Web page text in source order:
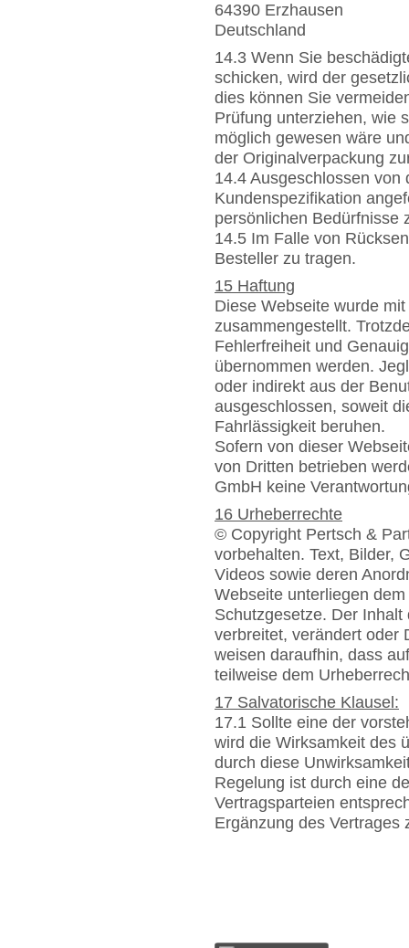
64390 Erzhausen
Deutschland
14.3 Wenn Sie
schicken, wird der
dies können Sie
Prüfung unterziehen, wie
möglich gewesen wäre
der Originalverpackung
14.4 Ausgeschlossen von
Kundenspezifikation
persönlichen Bedürfnisse
14.5 Im Falle von
Besteller zu tragen.
15 Haftung
Diese Webseite wurde
zusammengestellt.
Fehlerfreiheit und
übernommen werden.
oder indirekt aus der
ausgeschlossen, soweit
Fahrlässigkeit beruhen.
Sofern von dieser
von Dritten betrieben
GmbH keine
16 Urheberrechte
© Copyright Pertsch &
vorbehalten. Text, Bilder,
Videos sowie deren
Webseite unterliegen
Schutzgesetze. Der
verbreitet, verändert oder
weisen daraufhin, dass
teilweise dem
17 Salvatorische Klausel:
17.1 Sollte eine der
wird die Wirksamkeit des
durch diese
Regelung ist durch eine
Vertragsparteien
Ergänzung des Vertrages